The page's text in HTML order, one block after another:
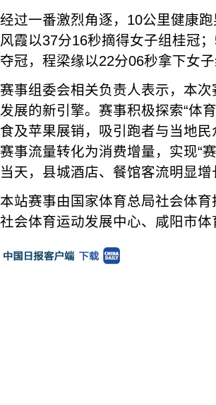
经过一番激烈角逐，10公里健康
风霞以37分16秒摘得女子组桂冠
夺冠，程梁缘以22分06秒拿下女子
赛事组委会相关负责人表示，本
发展的新引擎。赛事积极探索“体
食及苹果展销，吸引跑者与当地
赛事流量转化为消费增量，实现“
当天，县城酒店、餐馆客流明显
本站赛事由国家体育总局社会体
社会体育运动发展中心、咸阳市